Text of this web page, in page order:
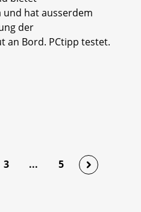
und hat ausserdem
der
an Bord. PCtipp testet.
3 ... 5